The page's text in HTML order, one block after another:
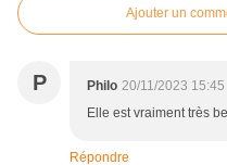
Ajouter un
P Philo 20/11/2023 15:45
Elle est vraiment très
Répondre